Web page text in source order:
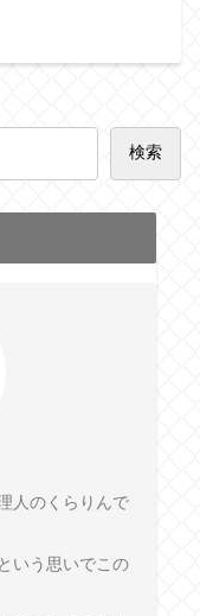
検索
人のくらりんで
いう思いでこの